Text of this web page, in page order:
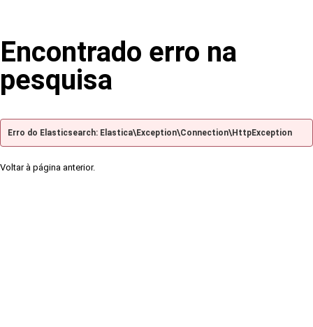
Encontrado erro na
pesquisa
Erro do Elasticsearch: Elastica\Exception\Connection\HttpException
Voltar à página anterior.